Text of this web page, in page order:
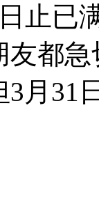
止已
友都
月31